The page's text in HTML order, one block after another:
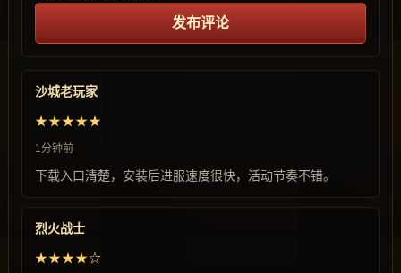
发布评论
沙城老玩家
★★★★★
1分钟前
下载入口清楚，安装后进服速度很快，活动节奏不错。
烈火战士
★★★★☆